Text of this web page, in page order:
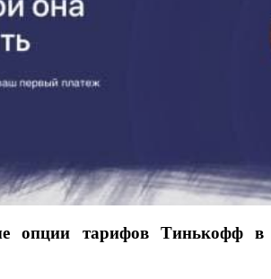
опции тарифов Тинькофф в